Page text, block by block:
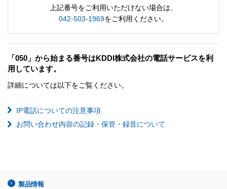
上記番号をご利用いただけない場合は、
042-503-1969をご利用ください。
「050」から始まる番号はKDDI株式会社の電話サービスを利
用しています。
詳細については以下をご覧ください。
IP電話についての注意事項
お問い合わせ内容の記録・保管・録音について
製品情報